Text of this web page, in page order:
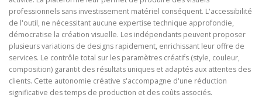
professionnels sans investissement matériel conséquent. L'accessibilité
de l'outil, ne nécessitant aucune expertise technique approfondie,
démocratise la création visuelle. Les indépendants peuvent proposer
plusieurs variations de designs rapidement, enrichissant leur offre de
services. Le contrôle total sur les paramètres créatifs (style, couleur,
composition) garantit des résultats uniques et adaptés aux attentes des
clients. Cette autonomie créative s'accompagne d'une réduction
significative des temps de production et des coûts associés.